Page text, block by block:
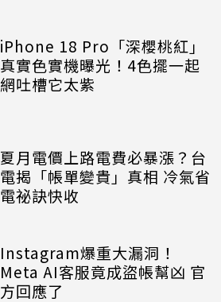
iPhone 18 Pro「深櫻桃紅」
真實色實機曝光！4色擺一起
網吐槽它太紫
夏月電價上路電費必暴漲？台
電揭「帳單變貴」真相 冷氣省
電祕訣快收
Instagram爆重大漏洞！
Meta AI客服竟成盜帳幫凶 官
方回應了